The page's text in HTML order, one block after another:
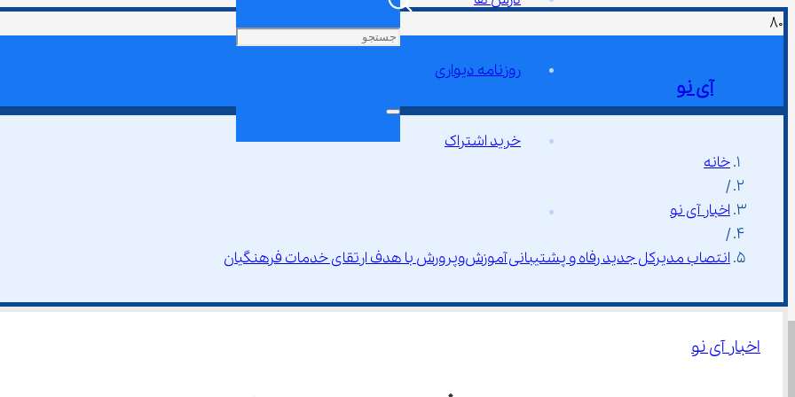
آی نو
روزنامه دیواری
خرید اشتراک
خانه
/
اخبار آی نو
/
انتصاب مدیرکل جدید رفاه و پشتیبانی آموزش‌وپرورش با هدف ارتقای خدمات فرهنگیان
اخبار آی نو